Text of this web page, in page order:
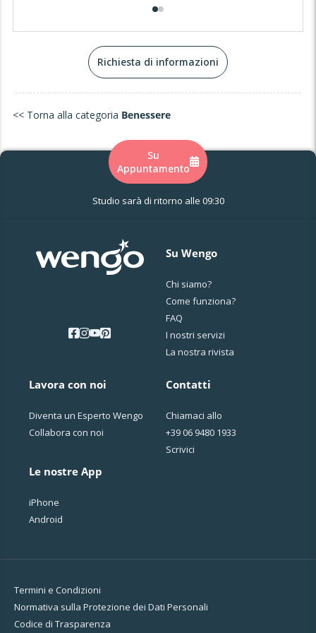
esasperata, il conflitto, la paura, e così via.
trascurate troppo a lungo o troppo intense, alterano la
spontanea capacità di compensazione dell'organismo e
sfociano in sintomi.
Gli operatori olistici del benessere possono valutare e
vita e consapevolezze che potenziano la salute e il
esteriore.
Richiesta di informazioni
<< Torna alla categoria Benessere
Su
Appuntamento
Studio sarà di ritorno alle 09:30
Su Wengo
Chi siamo?
Come funziona?
FAQ
I nostri servizi
La nostra rivista
Lavora con noi
Diventa un Esperto Wengo
Collabora con noi
Le nostre App
iPhone
Android
Contatti
Chiamaci allo
+39 06 9480 1933
Scrivici
Termini e Condizioni
Normativa sulla Protezione dei Dati Personali
Codice di Trasparenza